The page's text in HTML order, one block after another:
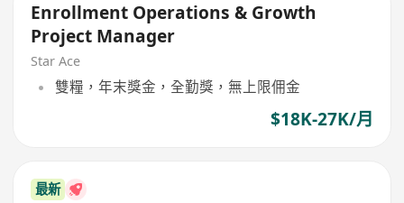
Enrollment Operations & Growth
Project Manager
Star Ace
雙糧，年末獎金，全勤獎，無上限佣金
$18K-27K/月
最新